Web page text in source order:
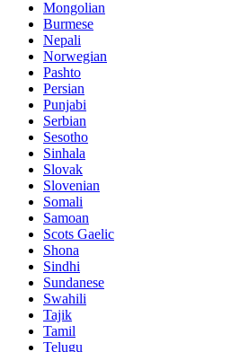
Mongolian
Burmese
Nepali
Norwegian
Pashto
Persian
Punjabi
Serbian
Sesotho
Sinhala
Slovak
Slovenian
Somali
Samoan
Scots Gaelic
Shona
Sindhi
Sundanese
Swahili
Tajik
Tamil
Telugu